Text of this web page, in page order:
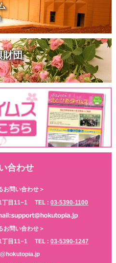
財団
合わせ
お問い合わせ＞
丁目11−1 TEL :03-5390-1100
お問い合わせ＞
丁目11−1 TEL : 03-5390-1247